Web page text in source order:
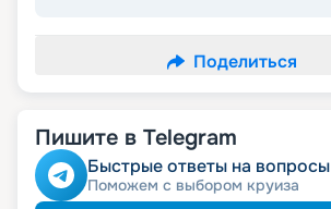
Поделиться
Пишите в Telegram
Быстрые ответы на вопросы
Поможем с выбором круиза